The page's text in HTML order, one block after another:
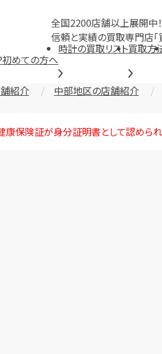
全国2200店舗以上展開中！
信頼と実績の買取専門店「
初めての方へ
時計の買取リスト買取方
紹介 中部地区の店舗紹介
保険証が身分証明書として認められ